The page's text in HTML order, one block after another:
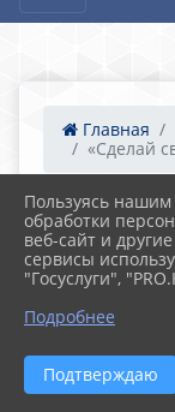
Главная
«Сделай
16.03.2022
Пользуясь нашим
обработки
веб-сайт и
сервисы
"Госуслуги",
Подробнее
Подтверждаю